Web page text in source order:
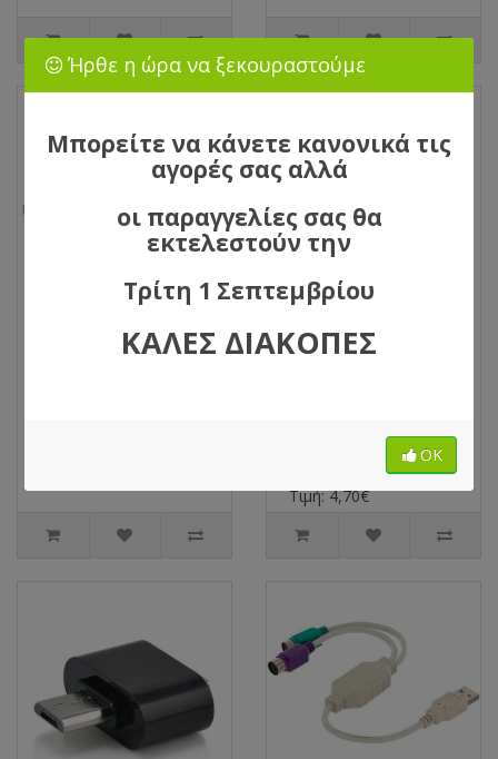
προέκτασης Α
Αρσενικό σε Α
3.0 Type A Θηλυκό
σε Θηλυκό, Μούφα
Κωδικός Προϊόντος:
Τιμή: 4,70€
Ήρθε η ώρα να ξεκουραστούμε
Μπορείτε να κάνετε κανονικά τις
αγορές σας αλλά
οι παραγγελίες σας θα
εκτελεστούν την
Τρίτη 1 Σεπτεμβρίου
ΚΑΛΕΣ ΔΙΑΚΟΠΕΣ
ΟΚ